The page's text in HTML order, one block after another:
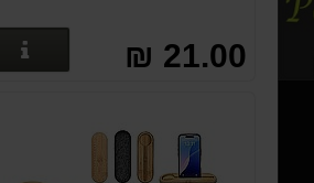
21.00 ₪